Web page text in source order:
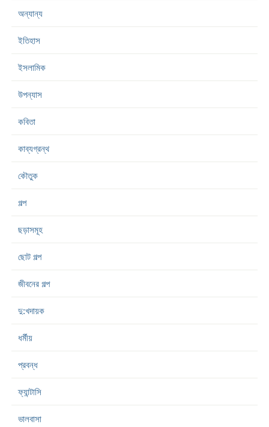
অন্যান্য
ইতিহাস
ইসলামিক
উপন্যাস
কবিতা
কাব্যগ্রন্থ
কৌতুক
গল্প
ছড়াসমূহ
ছোট গল্প
জীবনের গল্প
দু:খদায়ক
ধর্মীয়
প্রবন্ধ
ফ্যান্টাসি
ভালবাসা